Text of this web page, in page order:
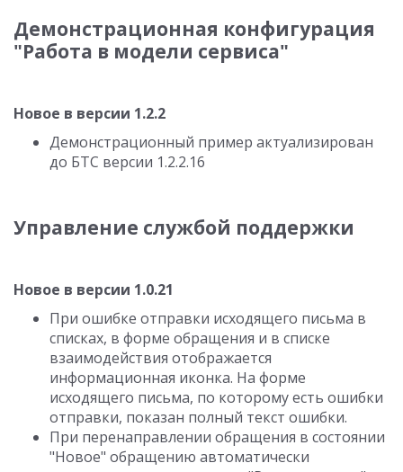
Демонстрационная конфигурация
"Работа в модели сервиса"
Новое в версии 1.2.2
Демонстрационный пример актуализирован
до БТС версии 1.2.2.16
Управление службой поддержки
Новое в версии 1.0.21
При ошибке отправки исходящего письма в
списках, в форме обращения и в списке
взаимодействия отображается
информационная иконка. На форме
исходящего письма, по которому есть ошибки
отправки, показан полный текст ошибки.
При перенаправлении обращения в состоянии
"Новое" обращению автоматически